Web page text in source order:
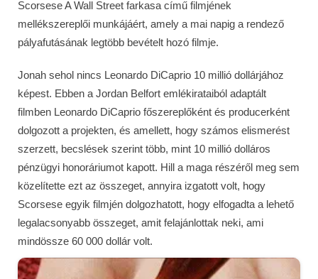
Scorsese A Wall Street farkasa című filmjének
mellékszereplői munkájáért, amely a mai napig a rendező
pályafutásának legtöbb bevételt hozó filmje.
Jonah sehol nincs Leonardo DiCaprio 10 millió dollárjához
képest. Ebben a Jordan Belfort emlékirataiból adaptált
filmben Leonardo DiCaprio főszereplőként és producerként
dolgozott a projekten, és amellett, hogy számos elismerést
szerzett, becslések szerint több, mint 10 millió dolláros
pénzügyi honoráriumot kapott. Hill a maga részéről meg sem
közelítette ezt az összeget, annyira izgatott volt, hogy
Scorsese egyik filmjén dolgozhatott, hogy elfogadta a lehető
legalacsonyabb összeget, amit felajánlottak neki, ami
mindössze 60 000 dollár volt.